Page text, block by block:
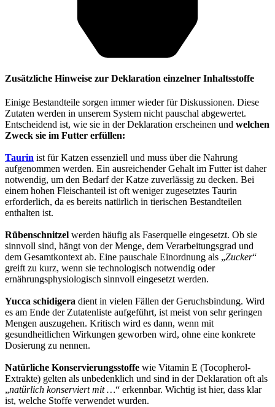
Zusätzliche Hinweise zur Deklaration einzelner Inhaltsstoffe
Einige Bestandteile sorgen immer wieder für Diskussionen. Diese
Zutaten werden in unserem System nicht pauschal abgewertet.
Entscheidend ist, wie sie in der Deklaration erscheinen und welchen
Zweck sie im Futter erfüllen:
Taurin ist für Katzen essenziell und muss über die Nahrung
aufgenommen werden. Ein ausreichender Gehalt im Futter ist daher
notwendig, um den Bedarf der Katze zuverlässig zu decken. Bei
einem hohen Fleischanteil ist oft weniger zugesetztes Taurin
erforderlich, da es bereits natürlich in tierischen Bestandteilen
enthalten ist.
Rübenschnitzel werden häufig als Faserquelle eingesetzt. Ob sie
sinnvoll sind, hängt von der Menge, dem Verarbeitungsgrad und
dem Gesamtkontext ab. Eine pauschale Einordnung als „Zucker“
greift zu kurz, wenn sie technologisch notwendig oder
ernährungsphysiologisch sinnvoll eingesetzt werden.
Yucca schidigera dient in vielen Fällen der Geruchsbindung. Wird
es am Ende der Zutatenliste aufgeführt, ist meist von sehr geringen
Mengen auszugehen. Kritisch wird es dann, wenn mit
gesundheitlichen Wirkungen geworben wird, ohne eine konkrete
Dosierung zu nennen.
Natürliche Konservierungsstoffe wie Vitamin E (Tocopherol-
Extrakte) gelten als unbedenklich und sind in der Deklaration oft als
„natürlich konserviert mit …“ erkennbar. Wichtig ist hier, dass klar
ist, welche Stoffe verwendet wurden.